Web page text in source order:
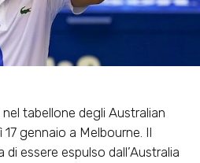
tabellone degli Australian
gennaio a Melbourne. Il
essere espulso dall’Australia